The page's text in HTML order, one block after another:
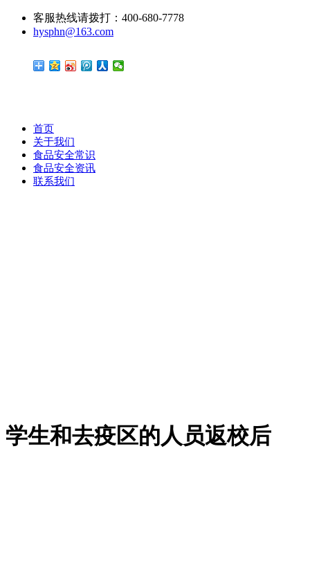
客服热线请拨打：400-680-7778
hysphn@163.com
首页
关于我们
食品安全常识
食品安全资讯
联系我们
学生和去疫区的人员返校后